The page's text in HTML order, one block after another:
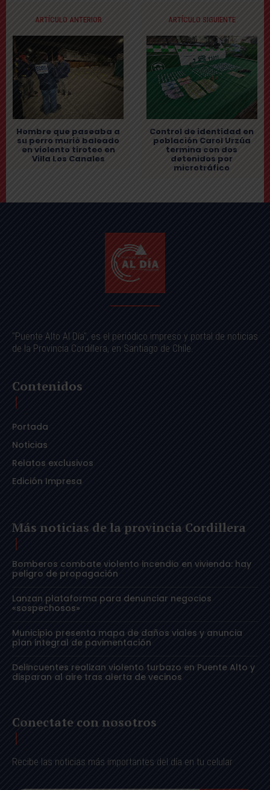
ARTÍCULO ANTERIOR
Hombre que paseaba a
su perro murió baleado
en violento tiroteo en
Villa Los Canales
ARTÍCULO SIGUIENTE
Control de identidad en
población Carol Urzúa
termina con dos
detenidos por
microtráfico
"Puente Alto Al Día", es el periódico impreso y portal de noticias
de la Provincia Cordillera, en Santiago de Chile.
Contenidos
Portada
Noticias
Relatos exclusivos
Edición Impresa
Más noticias de la provincia Cordillera
Bomberos combate violento incendio en vivienda: hay
peligro de propagación
Lanzan plataforma para denunciar negocios
«sospechosos»
Municipio presenta mapa de daños viales y anuncia
plan integral de pavimentación
Delincuentes realizan violento turbazo en Puente Alto y
disparan al aire tras alerta de vecinos
Conectate con nosotros
Recibe las noticias más importantes del día en tu celular